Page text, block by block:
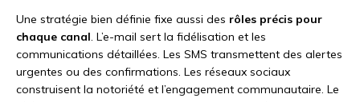
Une stratégie bien définie fixe aussi des rôles précis pour
chaque canal. L’e-mail sert la fidélisation et les
communications détaillées. Les SMS transmettent des alertes
urgentes ou des confirmations. Les réseaux sociaux
construisent la notoriété et l’engagement communautaire. Le